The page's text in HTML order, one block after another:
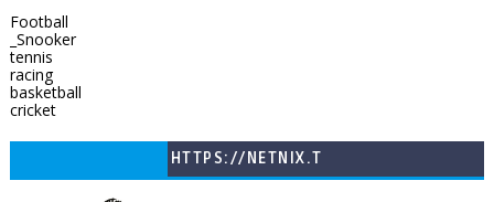
Football
_Snooker
tennis
racing
basketball
cricket
HTTPS://NETNIX.T